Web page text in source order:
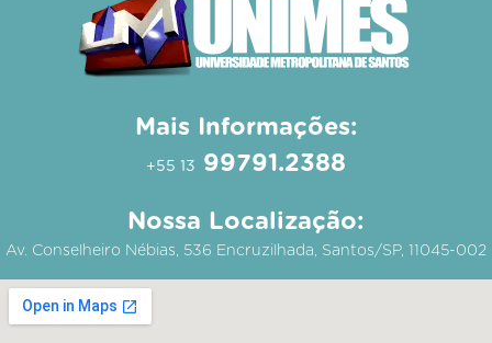
Mais Informações:
+55 13 99791.2388
Nossa Localização:
Av. Conselheiro Nébias, 536 Encruzilhada, Santos/SP, 11045-002